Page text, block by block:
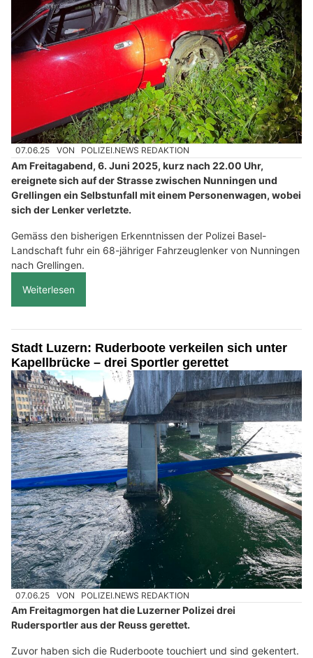
07.06.25 VON POLIZEI.NEWS REDAKTION
Am Freitagabend, 6. Juni 2025, kurz nach 22.00 Uhr,
ereignete sich auf der Strasse zwischen Nunningen und
Grellingen ein Selbstunfall mit einem Personenwagen, wobei
sich der Lenker verletzte.
Gemäss den bisherigen Erkenntnissen der Polizei Basel-
Landschaft fuhr ein 68-jähriger Fahrzeuglenker von Nunningen
nach Grellingen.
Weiterlesen
Stadt Luzern: Ruderboote verkeilen sich unter
Kapellbrücke – drei Sportler gerettet
07.06.25 VON POLIZEI.NEWS REDAKTION
Am Freitagmorgen hat die Luzerner Polizei drei
Rudersportler aus der Reuss gerettet.
Zuvor haben sich die Ruderboote touchiert und sind gekentert.